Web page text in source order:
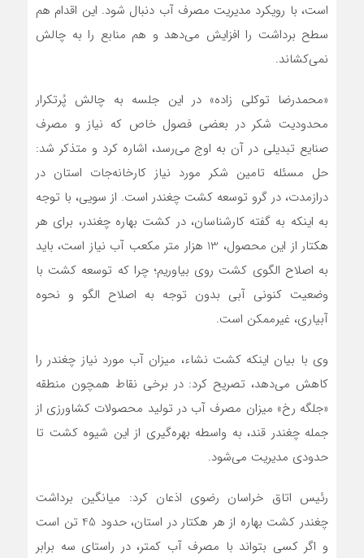
است، با رویکرد مدیریت مصرف آب دنبال شود. این اقدام هم
سطح برداشت را افزایش می‌دهد و هم منابع را به چالش
نمی‌کشاند.
«محمدرضا توکلی زاده» در این جلسه به چالش پُرتکرار
محدودیت شکر در بعضی فصول خاص که نیاز و مصرف
صنایع تبدیلی در آن به اوج می‌رسد، اشاره کرد و متذکر شد:
حل مسئله تامین شکر مورد نیاز کارخانه‌جات استان در
درازمدت، در گرو توسعه کشت چغندر است. از سویی، با توجه
به اینکه به گفته کارشناسان، در کشت بهاره چغندر، برای هر
هکتار از این محصول، 13 هزار متر مکعب آب نیاز است، باید
به اصلاح الگوی کشت روی بیاوریم؛ چرا که توسعه کشت با
وضعیت کنونی آبی بدون توجه به اصلاح الگو و نحوه
آبیاری، غیرممکن است.
وی با بیان اینکه کشت نشاء، میزان آب مورد نیاز چغندر را
کاهش می‌دهد، تصریح کرد: در برخی نقاط همچون منطقه
«جلگه رخ» میزان مصرف آب در تولید محصولات کشاورزی از
جمله چغندر قند، به واسطه بهره‌گیری از این شیوه کشت تا
حدودی مدیریت می‌شود.
رئیس اتاق خراسان رضوی اذعان کرد: میانگین برداشت
چغندر کشت بهاره از هر هکتار در استان، حدود 45 تن است
و اگر کسی بتواند با مصرف آب کمتر، در راستای سه برابر